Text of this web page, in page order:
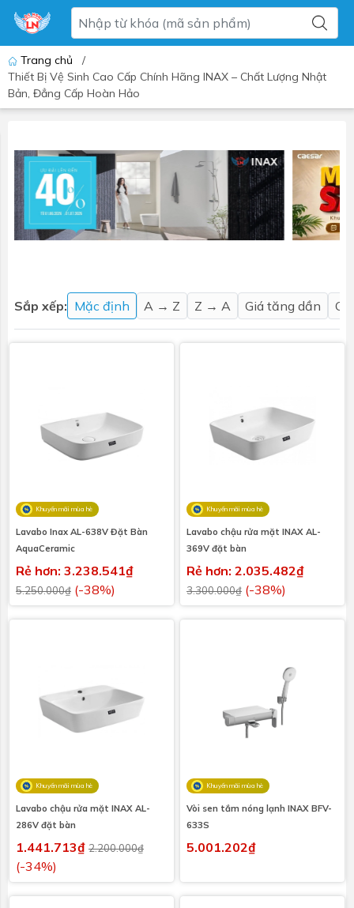
Trang chủ
/
Thiết Bị Vệ Sinh Cao Cấp Chính Hãng INAX – Chất Lượng Nhật
Bản, Đẳng Cấp Hoàn Hảo
Sắp xếp: Mặc định A → Z Z → A Giá tăng dần
Khuyến mãi mùa hè
Lavabo Inax AL-638V Đặt Bàn
AquaCeramic
Rẻ hơn: 3.238.541₫
5.250.000₫ (-38%)
Khuyến mãi mùa hè
Lavabo chậu rửa mặt INAX AL-
369V đặt bàn
Rẻ hơn: 2.035.482₫
3.300.000₫ (-38%)
Khuyến mãi mùa hè
Lavabo chậu rửa mặt INAX AL-
286V đặt bàn
1.441.713₫ 2.200.000₫
(-34%)
Khuyến mãi mùa hè
Vòi sen tắm nóng lạnh INAX BFV-
633S
5.001.202₫